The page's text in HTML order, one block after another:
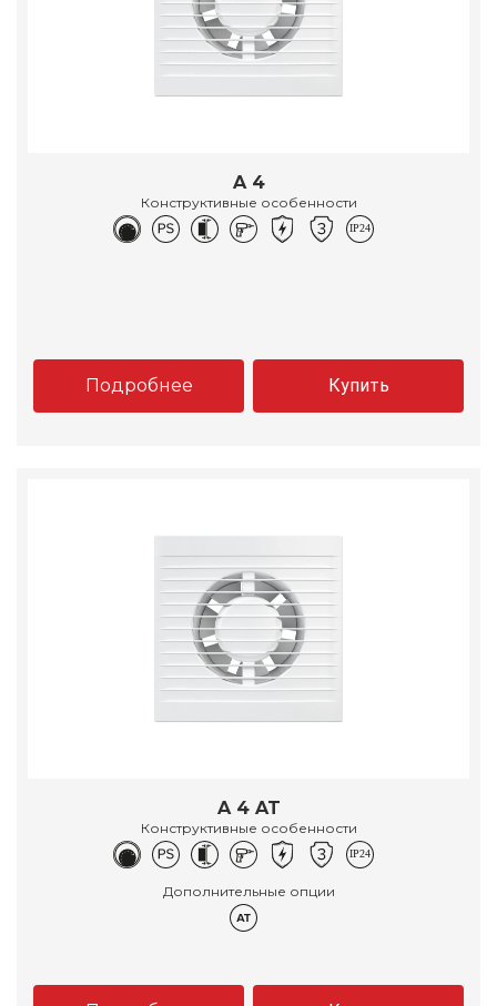
A 4
Конструктивные особенности
Подробнее Купить
A 4 AT
Конструктивные особенности
Дополнительные опции